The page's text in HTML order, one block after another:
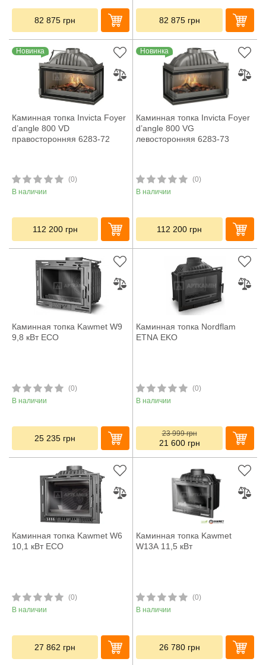
82 875 грн 82 875 грн
Новинка
Каминная топка Invicta Foyer
d’angle 800 VD
правосторонняя 6283-72
(0)
В наличии
112 200 грн
Новинка
Каминная топка Invicta Foyer
d’angle 800 VG
левосторонняя 6283-73
(0)
В наличии
112 200 грн
Каминная топка Kawmet W9
9,8 кВт ECO
(0)
В наличии
25 235 грн
Каминная топка Nordflam
ETNA EKO
(0)
В наличии
23 999грн
21 600 грн
Каминная топка Kawmet W6
10,1 кВт ECO
(0)
В наличии
27 862 грн
Каминная топка Kawmet
W13A 11,5 кВт
(0)
В наличии
26 780 грн